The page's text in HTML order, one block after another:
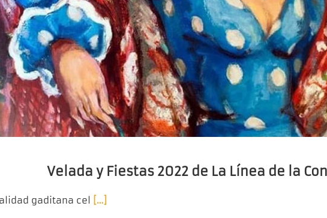
Velada y Fiestas 2022 de La Línea de la
gaditana cel […]